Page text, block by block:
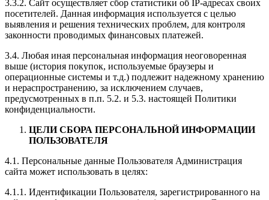
3.3.2. Сайт осуществляет сбор статистики об IP-адресах своих
посетителей. Данная информация используется с целью
выявления и решения технических проблем, для контроля
законности проводимых финансовых платежей.
3.4. Любая иная персональная информация неоговоренная
выше (история покупок, используемые браузеры и
операционные системы и т.д.) подлежит надежному хранению
и нераспространению, за исключением случаев,
предусмотренных в п.п. 5.2. и 5.3. настоящей Политики
конфиденциальности.
ЦЕЛИ СБОРА ПЕРСОНАЛЬНОЙ ИНФОРМАЦИИ
ПОЛЬЗОВАТЕЛЯ
4.1. Персональные данные Пользователя Администрация
сайта может использовать в целях:
4.1.1. Идентификации Пользователя, зарегистрированного на